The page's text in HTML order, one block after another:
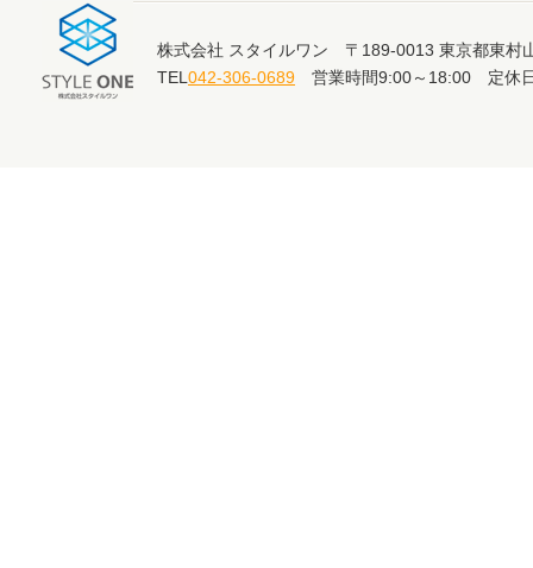
株式会社 スタイルワン 〒189-0013 東京都東村
TEL 042-306-0689 営業時間9:00～18:00 定休